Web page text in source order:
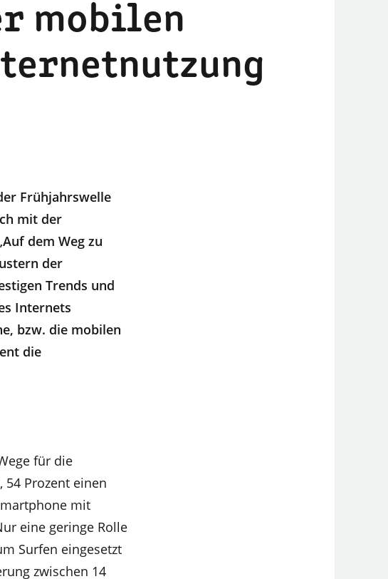
mobilen
Frühjahrswelle
mit der
dem Weg zu
der
Trends und
Internets
bzw. die mobilen
die
für die
Prozent einen
mit
eine geringe Rolle
Surfen eingesetzt
zwischen 14